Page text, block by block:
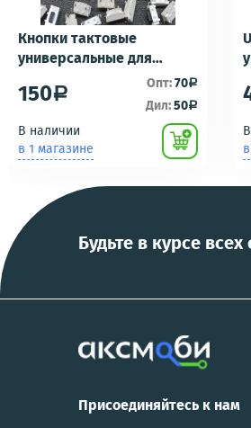
Кнопки тактовые
универсальные для
сигнализаций (кнопки,
ключи) Scher-Khan,
Tomahawk, Pandora, KGB,
Pantera, Alligator и другие
150a Опт:70a
Дил:50a
В наличии
в 1 магазине
Будьте в курсе
Присоединяйтесь к нам